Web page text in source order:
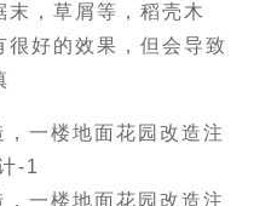
末，草屑等，稻壳木
很好的效果，但会导致